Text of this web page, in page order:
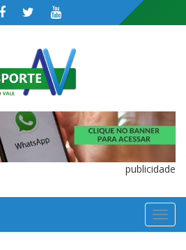
publicidade